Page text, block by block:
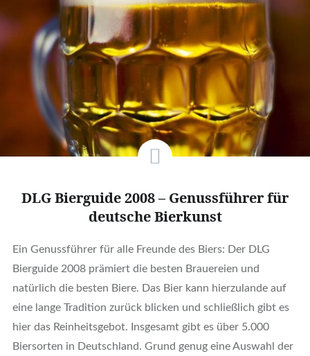
DLG Bierguide 2008 – Genussführer für
deutsche Bierkunst
Ein Genussführer für alle Freunde des Biers: Der DLG
Bierguide 2008 prämiert die besten Brauereien und
natürlich die besten Biere. Das Bier kann hierzulande auf
eine lange Tradition zurück blicken und schließlich gibt es
hier das Reinheitsgebot. Insgesamt gibt es über 5.000
Biersorten in Deutschland. Grund genug eine Auswahl der